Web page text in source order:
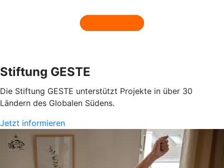
Stiftung GESTE
Die Stiftung GESTE unterstützt Projekte in über 30
Ländern des Globalen Südens.
Jetzt informieren